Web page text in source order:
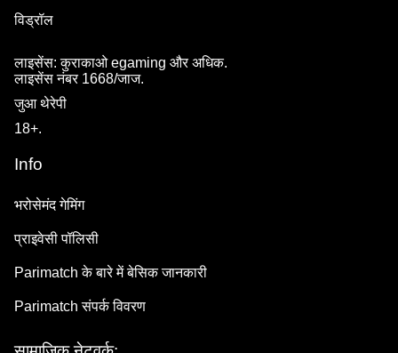
विड्रॉल
लाइसेंस: कुराकाओ egaming और अधिक.
लाइसेंस नंबर 1668/जाज.
जुआ थेरेपी
18+.
Info
भरोसेमंद गेमिंग
प्राइवेसी पॉलिसी
Parimatch के बारे में बेसिक जानकारी
Parimatch संपर्क विवरण